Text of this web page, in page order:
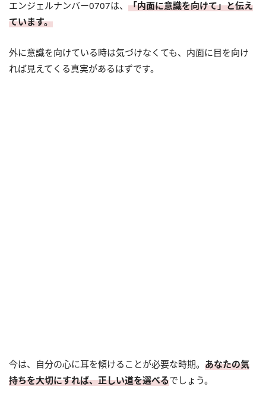
エンジェルナンバー0707は、 「内面に意識を向けて」と伝え
ています。
外に意識を向けている時は気づけなくても、内面に目を向け
れば見えてくる真実があるはずです。
今は、自分の心に耳を傾けることが必要な時期。 あなたの気
持ちを大切にすれば、正しい道を選べるでしょう。